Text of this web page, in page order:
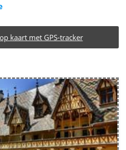
kaart met GPS-tracker